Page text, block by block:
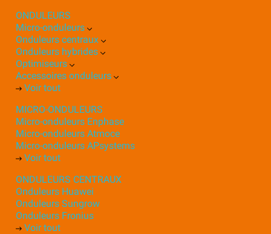
ONDULEURS
Micro-onduleurs
Onduleurs centraux
Onduleurs hybrides
Optimiseurs
Accessoires onduleurs
Voir tout
MICRO-ONDULEURS
Micro-onduleurs Enphase
Micro-onduleurs Atmoce
Micro-onduleurs APsystems
Voir tout
ONDULEURS CENTRAUX
Onduleurs Huawei
Onduleurs Sungrow
Onduleurs Fronius
Voir tout